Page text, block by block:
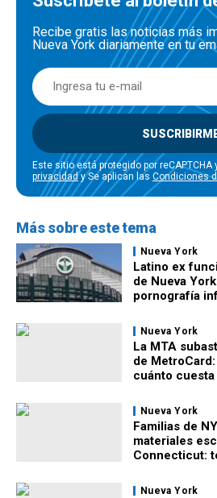
Recibe gratis las noticias más
Nueva York diariamente en tu
Este sitio está protegido por reCAPTCHA
privacidady Se aplican las Condiciones
Más sobre este tema
Nueva York
Latino ex
de Nueva
pornografía
Nueva York
La MTA
de
cuánto
Nueva York
Familias de
materiales
Connecticut:
Nueva York